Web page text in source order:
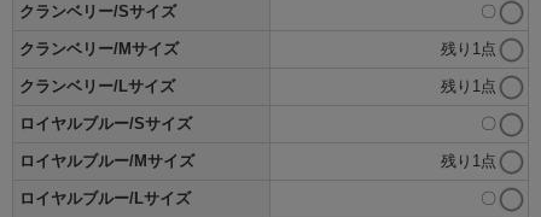
クランベリー/Sサイズ 〇
クランベリー/Mサイズ 残り1点
クランベリー/Lサイズ 残り1点
ロイヤルブルー/Sサイズ 〇
ロイヤルブルー/Mサイズ 残り1点
ロイヤルブルー/Lサイズ 〇